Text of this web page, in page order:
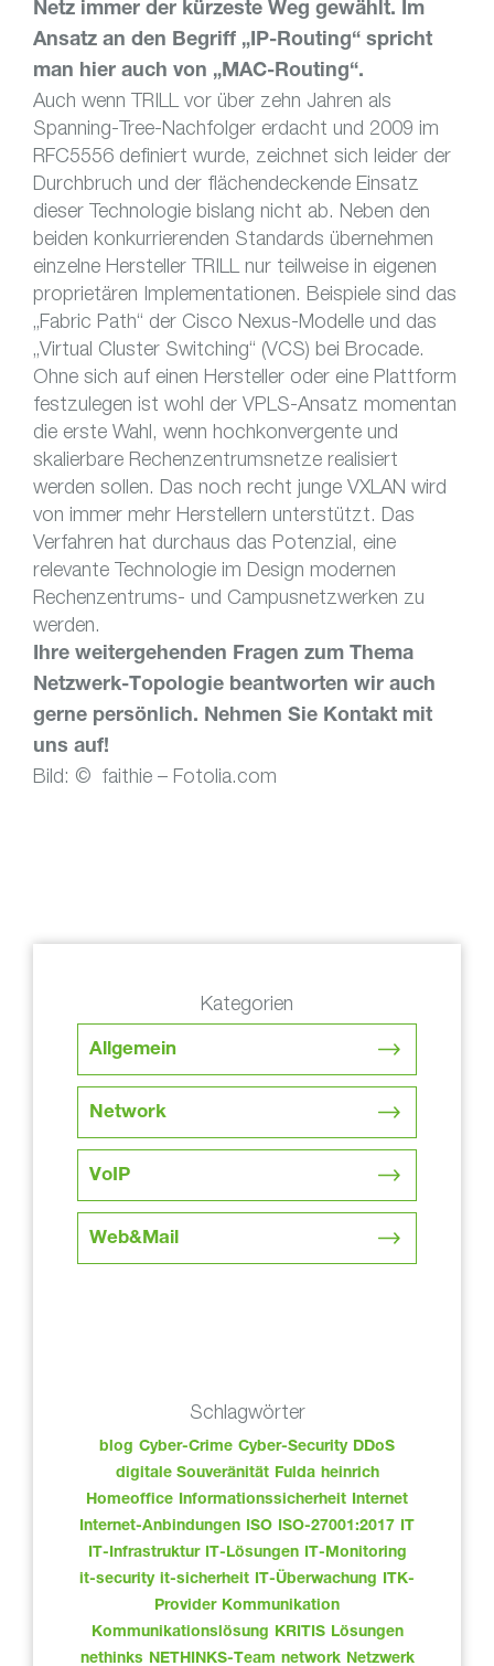
Netz immer der kürzeste Weg gewählt. Im
Ansatz an den Begriff „IP-Routing“ spricht
man hier auch von „MAC-Routing“.
Auch wenn TRILL vor über zehn Jahren als
Spanning-Tree-Nachfolger erdacht und 2009 im
RFC5556 definiert wurde, zeichnet sich leider der
Durchbruch und der flächendeckende Einsatz
dieser Technologie bislang nicht ab. Neben den
beiden konkurrierenden Standards übernehmen
einzelne Hersteller TRILL nur teilweise in eigenen
proprietären Implementationen. Beispiele sind das
„Fabric Path“ der Cisco Nexus-Modelle und das
„Virtual Cluster Switching“ (VCS) bei Brocade.
Ohne sich auf einen Hersteller oder eine Plattform
festzulegen ist wohl der VPLS-Ansatz momentan
die erste Wahl, wenn hochkonvergente und
skalierbare Rechenzentrumsnetze realisiert
werden sollen. Das noch recht junge VXLAN wird
von immer mehr Herstellern unterstützt. Das
Verfahren hat durchaus das Potenzial, eine
relevante Technologie im Design modernen
Rechenzentrums- und Campusnetzwerken zu
werden.
Ihre weitergehenden Fragen zum Thema
Netzwerk-Topologie beantworten wir auch
gerne persönlich. Nehmen Sie Kontakt mit
uns auf!
Bild: © faithie – Fotolia.com
Kategorien
Allgemein
Network
VoIP
Web&Mail
Schlagwörter
blog Cyber-Crime Cyber-Security DDoS
digitale Souveränität Fulda heinrich
Homeoffice Informationssicherheit Internet
Internet-Anbindungen ISO ISO-27001:2017 IT
IT-Infrastruktur IT-Lösungen IT-Monitoring
it-security it-sicherheit IT-Überwachung
ITK-
Provider Kommunikation
Kommunikationslösung
KRITIS Lösungen
nethinks NETHINKS-Team network Netzwerk